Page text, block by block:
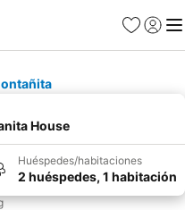
Favoritos
Iniciar
House
Huéspedes/habitaciones
2 huéspedes, 1 habitación